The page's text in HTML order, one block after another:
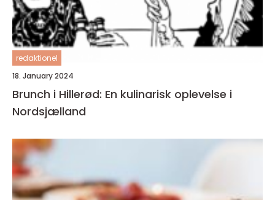
redaktionel
18. January 2024
Brunch i Hillerød: En kulinarisk oplevelse i
Nordsjælland